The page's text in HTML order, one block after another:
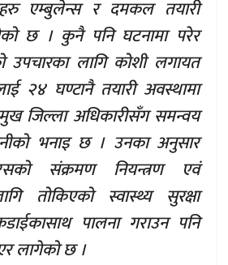
एम्बुलेन्स र दमकल तयारी
छ । कुनै पनि घटनामा परेर
उपचारका लागि कोशी लगायत
२४ घण्टानै तयारी अवस्थामा
जिल्ला अधिकारीसँग समन्वय
भनाइ छ । उनका अनुसार
संक्रमण नियन्त्रण एवं
तोकिएको स्वास्थ्य सुरक्षा
पालना गराउन पनि
लागेको छ ।